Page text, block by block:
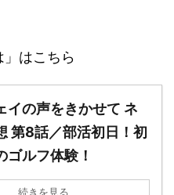
はこちら
イの声をきかせて ネ
第8話／部活初日！初
ゴルフ体験！
続きを見る